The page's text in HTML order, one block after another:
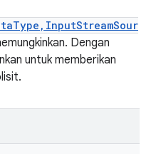
Dengan
untuk memberikan